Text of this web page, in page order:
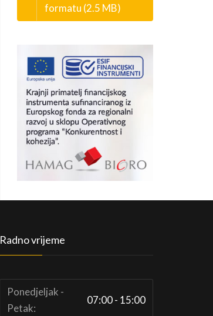
formatu (2.5 MB)
Radno vrijeme
Ponedjeljak -
Petak:
07:00 - 15:00